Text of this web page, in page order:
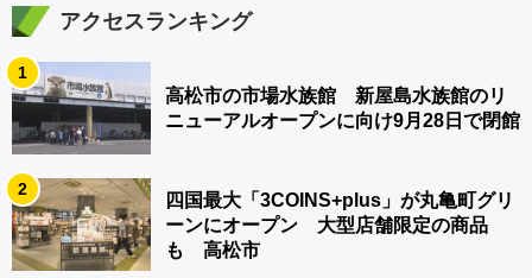
アクセスランキング
1
高松市の市場水族館 新屋島水族館のリ
ニューアルオープンに向け9月28日で閉館
2
四国最大「3COINS+plus」が丸亀町グリ
ーンにオープン 大型店舗限定の商品
も 高松市